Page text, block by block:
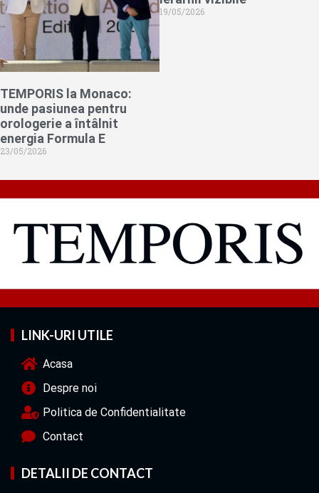
TEMPORIS la Monaco:
unde pasiunea pentru
orologerie a întâlnit
energia Formula E
23/05/2026
19/05/2026
LINK-URI UTILE
Acasa
Despre noi
Politica de Confidentialitate
Contact
DETALII DE CONTACT